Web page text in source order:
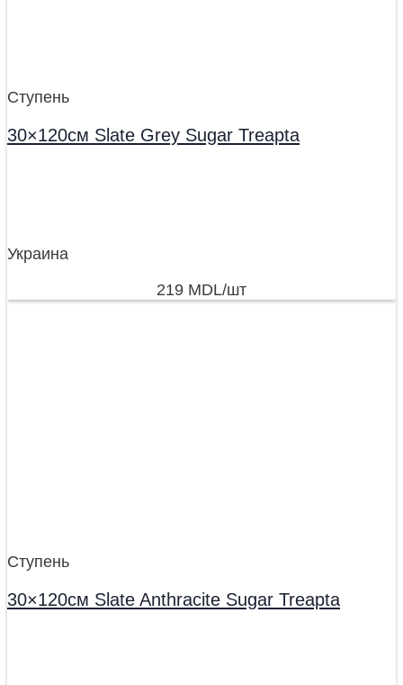
Ступень
30×120см Slate Grey Sugar Treapta
Украина
219 MDL/шт
Ступень
30×120см Slate Anthracite Sugar Treapta